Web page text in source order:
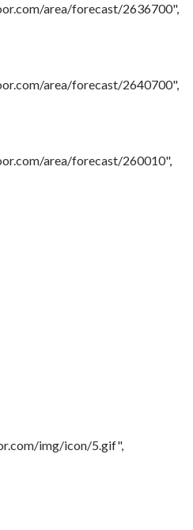
area/forecast/2636700",
area/forecast/2640700",
area/forecast/260010",
img/icon/5.gif",